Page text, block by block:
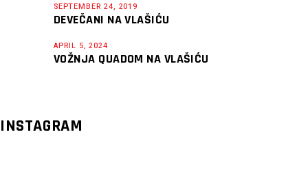
SEPTEMBER 24, 2019
DEVEČANI NA VLAŠIĆU
APRIL 5, 2024
VOŽNJA QUADOM NA VLAŠIĆU
INSTAGRAM